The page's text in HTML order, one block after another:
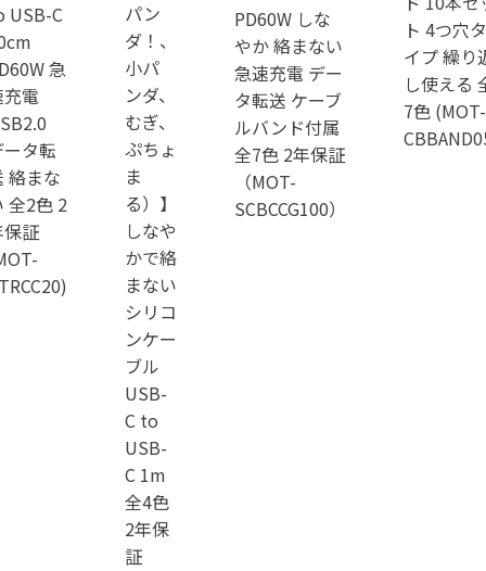
USB-C
急
電
タ転
絡まな
全2色 2
証
パン
ダ！、
小パ
ンダ、
むぎ、
ぷちょ
ま
る）】
しなや
かで絡
まない
シリコ
ンケー
ブル
USB-
C to
USB-
C 1m
全4色
2年保
証
PD60W しな
やか 絡まない
急速充電 デー
タ転送 ケーブ
ルバンド付属
全7色 2年保証
（MOT-
SCBCCG100）
ト 4つ穴タ
イプ 繰り
し使える
7色 (MOT-